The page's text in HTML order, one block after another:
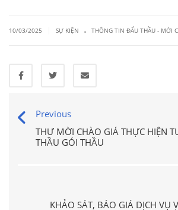
10/03/2025 SỰ KIỆN . THÔNG TIN ĐẤU THẦU - MỜI
Previous
THƯ MỜI CHÀO GIÁ THỰC HIỆN
THẦU GÓI THẦU
KHẢO SÁT, BÁO GIÁ DỊCH VỤ